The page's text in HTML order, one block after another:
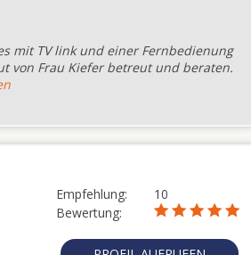
mit TV link und einer Fernbedienung
von Frau Kiefer betreut und beraten.
Empfehlung:
10
Bewertung: